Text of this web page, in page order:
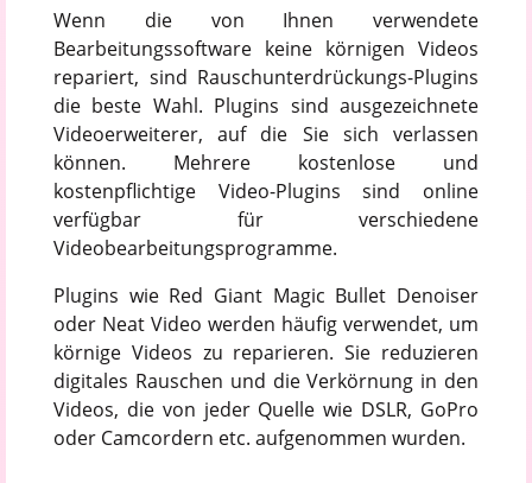
Wenn die von Ihnen verwendete
Bearbeitungssoftware keine körnigen Videos
repariert, sind Rauschunterdrückungs-Plugins
die beste Wahl. Plugins sind ausgezeichnete
Videoerweiterer, auf die Sie sich verlassen
können. Mehrere kostenlose und
kostenpflichtige Video-Plugins sind online
verfügbar für verschiedene
Videobearbeitungsprogramme.
Plugins wie Red Giant Magic Bullet Denoiser
oder Neat Video werden häufig verwendet, um
körnige Videos zu reparieren. Sie reduzieren
digitales Rauschen und die Verkörnung in den
Videos, die von jeder Quelle wie DSLR, GoPro
oder Camcordern etc. aufgenommen wurden.